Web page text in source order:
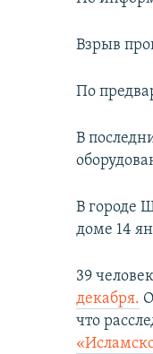
Взрыв
По
В
В городе
доме 14
39
декабря.
что